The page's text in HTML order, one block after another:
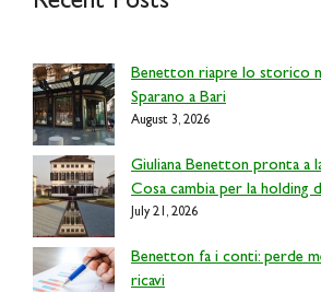
Benetton riapre lo storico
Sparano a Bari
August 3, 2026
Giuliana Benetton pronta a
Cosa cambia per la holding
July 21, 2026
Benetton fa i conti: perde
ricavi